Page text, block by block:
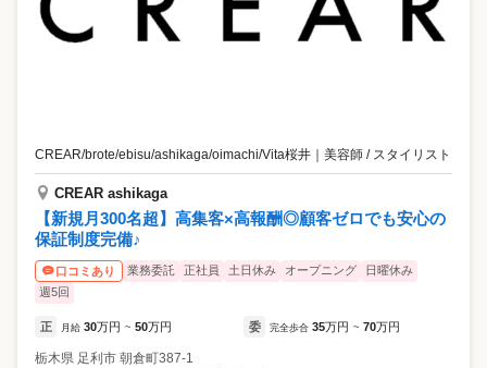
CREAR/brote/ebisu/ashikaga/oimachi/Vita桜井 美容師 / スタイリスト
CREAR ashikaga
【新規月300名超】高集客×高報酬◎顧客ゼロでも安心の
保証制度完備♪
口コミあり 業務委託 正社員 土日休み オープニング
日曜休み
週5回
正 月給 30万円 ~ 50万円 委 完全歩合 35万円 ~ 70万円
栃木県 足利市 朝倉町387-1